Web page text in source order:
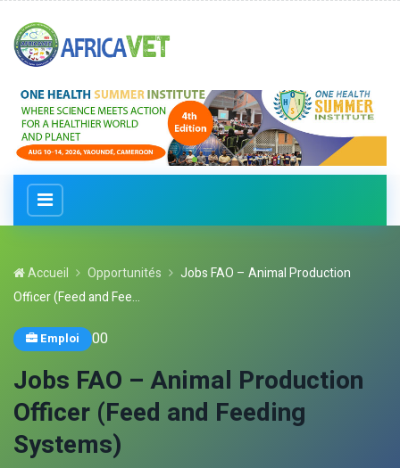
Accueil Opportunités
Jobs FAO – Animal Production
Officer (Feed and Fee...
Emploi 00
Jobs FAO – Animal Production
Officer (Feed and Feeding
Systems)